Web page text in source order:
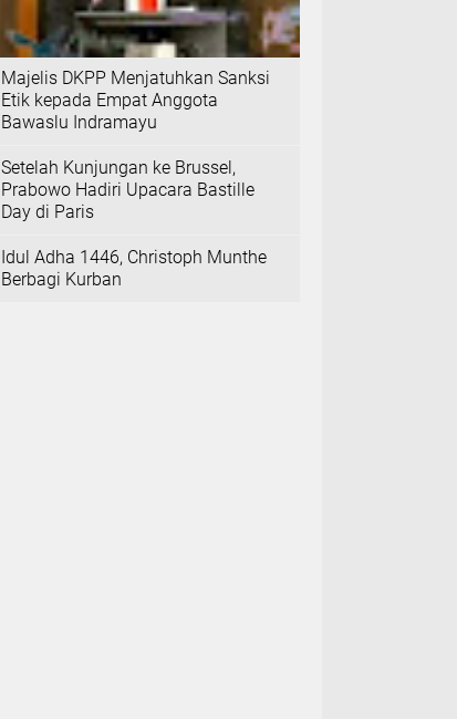
Majelis DKPP Menjatuhkan Sanksi
Etik kepada Empat Anggota
Bawaslu Indramayu
Setelah Kunjungan ke Brussel,
Prabowo Hadiri Upacara Bastille
Day di Paris
Idul Adha 1446, Christoph Munthe
Berbagi Kurban